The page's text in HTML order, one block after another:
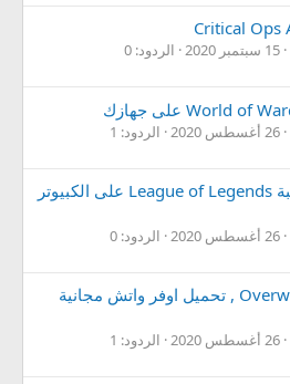
15 سبتمبر 2020
الردود: 0
26 أغسطس 2020
الردود: 1
طريقة تحميل وتثبيت لعبة League of Legends على الكبيوتر
26 أغسطس 2020
الردود: 0
طريقة تحميل لعبة Overwatch , تحميل اوفر واتش مجانية
26 أغسطس 2020
الردود: 1